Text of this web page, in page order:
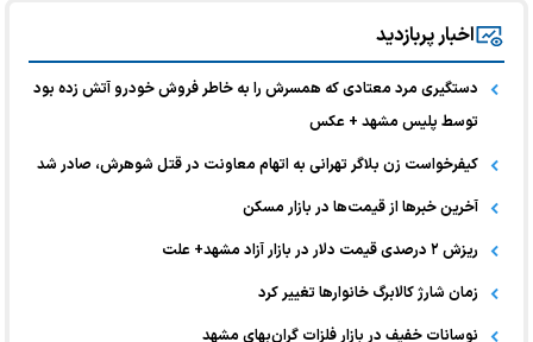
اخبار پربازدید
دستگیری مرد معتادی که همسرش را به خاطر فروش خودرو آتش زده بود
توسط پلیس مشهد + عکس
کیفرخواست زن بلاگر تهرانی به اتهام معاونت در قتل شوهرش، صادر شد
آخرین خبر‌ها از قیمت‌ها در بازار مسکن
ریزش ۲ درصدی قیمت دلار در بازار آزاد مشهد+ علت
زمان شارژ کالابرگ خانوارها تغییر کرد
نوسانات خفیف در بازار فلزات گران‌بهای مشهد